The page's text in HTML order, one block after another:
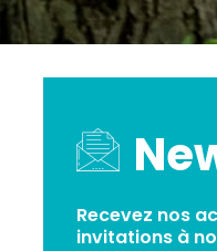
Recevez nos
invitations à